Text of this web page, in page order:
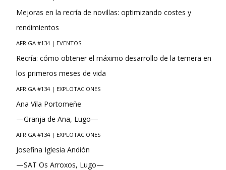
Mejoras en la recría de novillas: optimizando costes y
rendimientos
AFRIGA #134 | EVENTOS
Recría: cómo obtener el máximo desarrollo de la ternera en
los primeros meses de vida
AFRIGA #134 | EXPLOTACIONES
Ana Vila Portomeñe
—Granja de Ana, Lugo—
AFRIGA #134 | EXPLOTACIONES
Josefina Iglesia Andión
—SAT Os Arroxos, Lugo—